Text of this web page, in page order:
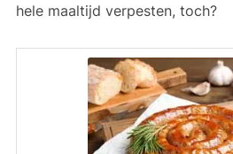
hele maaltijd verpesten, toch?